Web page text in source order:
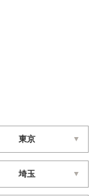
東京
埼玉